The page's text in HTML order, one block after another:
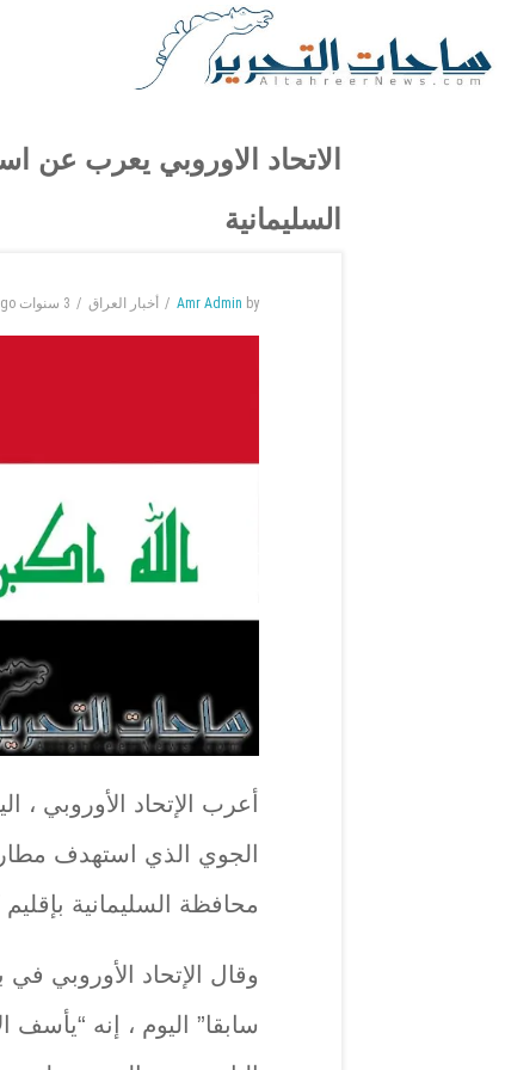
الاتحاد الاوروبي يعرب
السليمانية
by
Amr Admin أخبار العراق 3 سنوات
أعرب الإتحاد الأوروبي ،
الجوي الذي استهدف
محافظة السليمانية
وقال الإتحاد الأوروبي
سابقا” اليوم ، إنه “يأسف